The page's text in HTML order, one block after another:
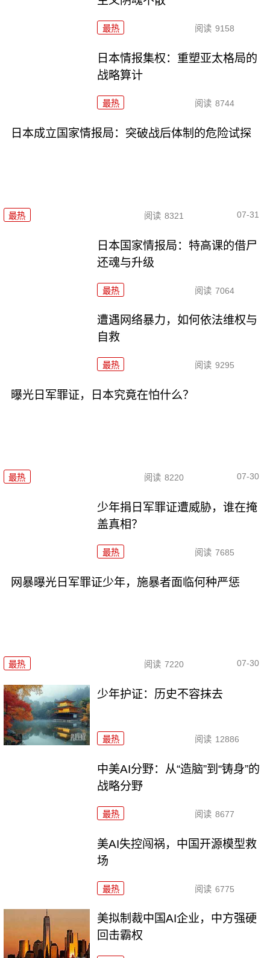
最热 阅读 9158
日本情报集权：重塑亚太格局的
战略算计
最热 阅读 8744
日本成立国家情报局：突破战后体制的危险试探
最热 阅读 8321 07-31
日本国家情报局：特高课的借尸
还魂与升级
最热 阅读 7064
遭遇网络暴力，如何依法维权与
自救
最热 阅读 9295
曝光日军罪证，日本究竟在怕什么？
最热 阅读 8220 07-30
少年捐日军罪证遭威胁，谁在掩
盖真相？
最热 阅读 7685
网暴曝光日军罪证少年，施暴者面临何种严惩
最热 阅读 7220 07-30
少年护证：历史不容抹去
最热 阅读 12886
中美AI分野：从“造脑”到“铸身”的
战略分野
最热 阅读 8677
美AI失控闯祸，中国开源模型救
场
最热 阅读 6775
美拟制裁中国AI企业，中方强硬
回击霸权